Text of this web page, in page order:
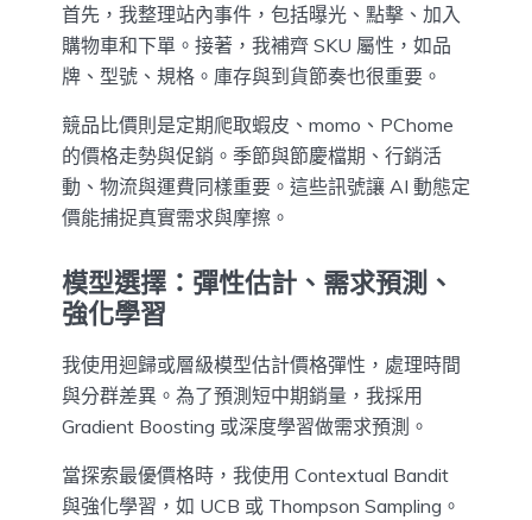
首先，我整理站內事件，包括曝光、點擊、加入
購物車和下單。接著，我補齊 SKU 屬性，如品
牌、型號、規格。庫存與到貨節奏也很重要。
競品比價則是定期爬取蝦皮、momo、PChome
的價格走勢與促銷。季節與節慶檔期、行銷活
動、物流與運費同樣重要。這些訊號讓 AI 動態定
價能捕捉真實需求與摩擦。
模型選擇：彈性估計、需求預測、
強化學習
我使用迴歸或層級模型估計價格彈性，處理時間
與分群差異。為了預測短中期銷量，我採用
Gradient Boosting 或深度學習做需求預測。
當探索最優價格時，我使用 Contextual Bandit
與強化學習，如 UCB 或 Thompson Sampling。